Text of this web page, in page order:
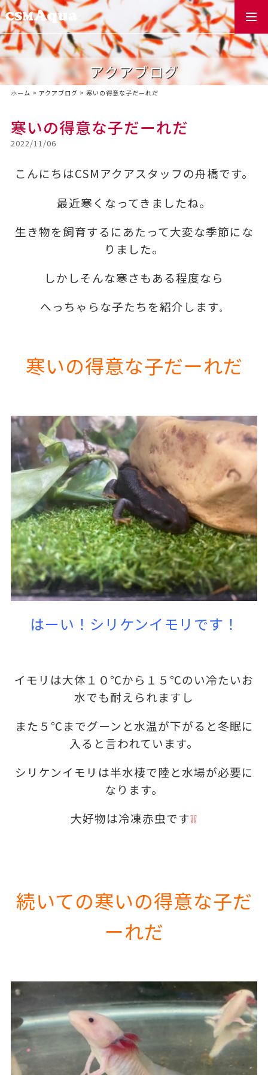
アクアブログ
ホーム > アクアブログ > 寒いの得意な子だーれだ
寒いの得意な子だーれだ
2022/11/06
こんにちはCSMアクアスタッフの舟橋です。
最近寒くなってきましたね。
生き物を飼育するにあたって大変な季節にな
りました。
しかしそんな寒さもある程度なら
へっちゃらな子たちを紹介します。
寒いの得意な子だーれだ
はーい！シリケンイモリです！
イモリは大体１０℃から１５℃のい冷たいお
水でも耐えられますし
また５℃までグーンと水温が下がると冬眠に
入ると言われています。
シリケンイモリは半水棲で陸と水場が必要に
なります。
大好物は冷凍赤虫です❕❕
続いての寒いの得意な子だ
ーれだ